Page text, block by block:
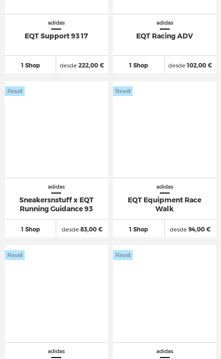
adidas
EQT Support 93 17
1 Shop desde 222,00 €
adidas
EQT Racing ADV
1 Shop desde102,00 €
adidas
Sneakersnstuff x EQT
Running Guidance 93
1 Shop
Resell
desde83,00 €
adidas
EQT Equipment Race
Walk
1 Shop
Resell
desde 94,00 €
adidas
Resell
adidas
Resell